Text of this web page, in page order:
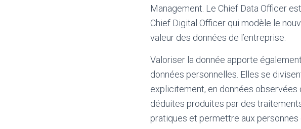
Management. Le Chief Data Officer
Chief Digital Officer qui modèle le
valeur des données de l’entreprise.
Valoriser la donnée apporte
données personnelles. Elles se
explicitement, en données observées
déduites produites par des
pratiques et permettre aux personnes